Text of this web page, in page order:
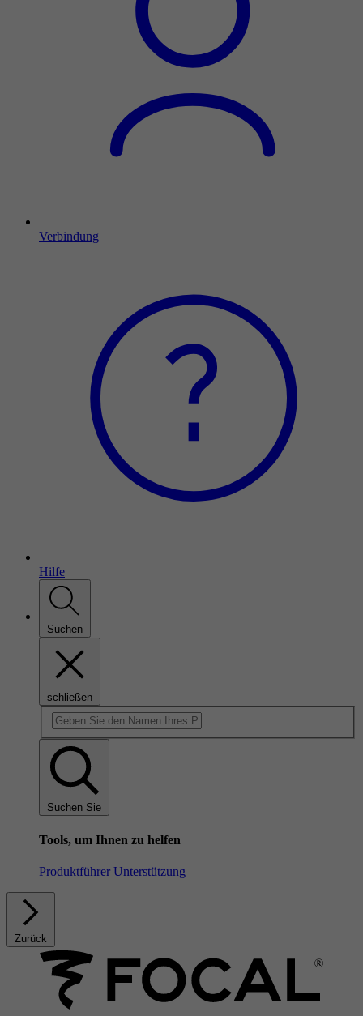
Verbindung
Hilfe
Suchen
schließen
Suchen Sie
Tools, um Ihnen zu helfen
Produktführer Unterstützung
Zurück